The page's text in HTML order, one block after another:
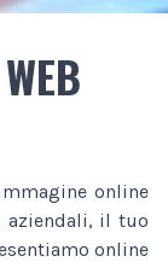
online
aziendali, il tuo
online